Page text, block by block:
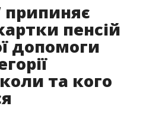
пенсій
допомоги
та кого